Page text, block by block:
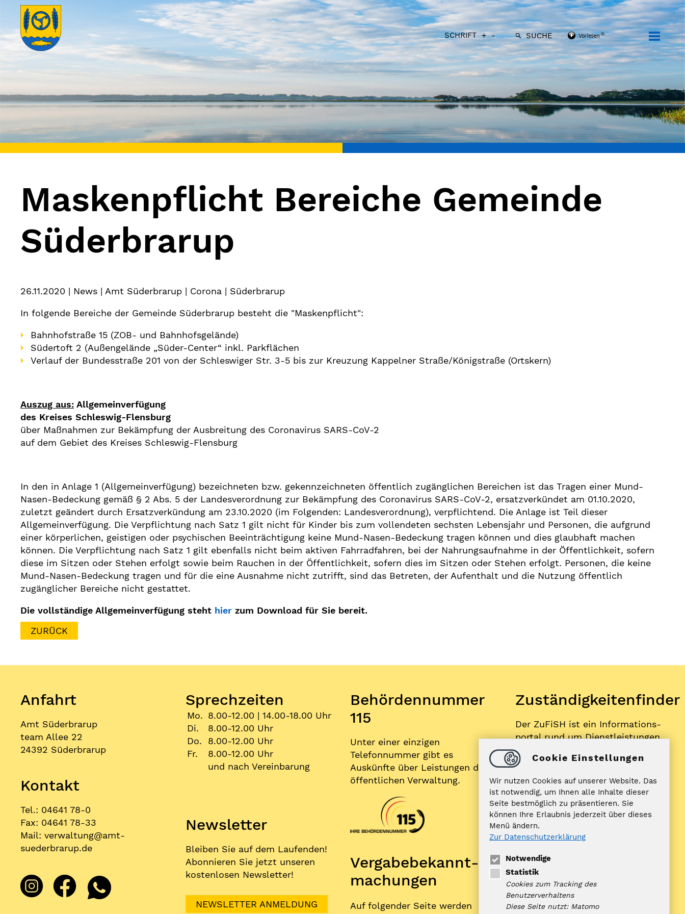
SCHRIFT+ - SUCHE
Maskenpflicht Bereiche Gemeinde
Süderbrarup
26.11.2020 | News | Amt Süderbrarup | Corona | Süderbrarup
In folgende Bereiche der Gemeinde Süderbrarup besteht die "Maskenpflicht":
Bahnhofstraße 15 (ZOB- und Bahnhofsgelände)
Südertoft 2 (Außengelände „Süder-Center“ inkl. Parkflächen
Verlauf der Bundesstraße 201 von der Schleswiger Str. 3-5 bis zur Kreuzung Kappelner Straße/Königstraße (Ortskern)
Auszug aus: Allgemeinverfügung
des Kreises Schleswig-Flensburg
über Maßnahmen zur Bekämpfung der Ausbreitung des Coronavirus SARS-CoV-2
auf dem Gebiet des Kreises Schleswig-Flensburg
In den in Anlage 1 (Allgemeinverfügung) bezeichneten bzw. gekennzeichneten öffentlich zugänglichen Bereichen ist das Tragen einer Mund-
Nasen-Bedeckung gemäß § 2 Abs. 5 der Landesverordnung zur Bekämpfung des Coronavirus SARS-CoV-2, ersatzverkündet am 01.10.2020,
zuletzt geändert durch Ersatzverkündung am 23.10.2020 (im Folgenden: Landesverordnung), verpflichtend. Die Anlage ist Teil dieser
Allgemeinverfügung. Die Verpflichtung nach Satz 1 gilt nicht für Kinder bis zum vollendeten sechsten Lebensjahr und Personen, die aufgrund
einer körperlichen, geistigen oder psychischen Beeinträchtigung keine Mund-Nasen-Bedeckung tragen können und dies glaubhaft machen
können. Die Verpflichtung nach Satz 1 gilt ebenfalls nicht beim aktiven Fahrradfahren, bei der Nahrungsaufnahme in der Öffentlichkeit, sofern
diese im Sitzen oder Stehen erfolgt sowie beim Rauchen in der Öffentlichkeit, sofern dies im Sitzen oder Stehen erfolgt. Personen, die keine
Mund-Nasen-Bedeckung tragen und für die eine Ausnahme nicht zutrifft, sind das Betreten, der Aufenthalt und die Nutzung öffentlich
zugänglicher Bereiche nicht gestattet.
Die vollständige Allgemeinverfügung steht hier zum Download für Sie bereit.
ZURÜCK
Anfahrt
Amt Süderbrarup
team Allee 22
24392 Süderbrarup
Kontakt
Tel.: 04641 78-0
Fax: 04641 78-33
Mail: verwaltung@amt-
suederbrarup.de
Sprechzeiten
Mo. 8.00-12.00 | 14.00-18.00 Uhr
Di.
8.00-12.00 Uhr
Do.
8.00-12.00 Uhr
Fr.
8.00-12.00 Uhr
und nach Vereinbarung
Newsletter
Bleiben Sie auf dem Laufenden!
Abonnieren Sie jetzt unseren
kostenlosen Newsletter!
NEWSLETTER ANMELDUNG
Behördennummer
115
Unter einer einzigen
Telefonnummer gibt es
Auskünfte über Leistungen der
öffentlichen Verwaltung.
Vergabe­bekannt­
machungen
Auf folgender Seite werden
Zuständigkeitenfinder
Der ZuFiSH ist ein Informations­
portal rund um Dienstleistungen,
die die öffentliche Hand in
Schleswig-Holstein Ihnen als
ZUFISH
Bankverbindung
Nord-Ostsee Sparkasse
IBAN: DE10 2175 0000 0070 0321
98
BIC: NOLADE21NOS
Cookie Einstellungen
Wir nutzen Cookies auf unserer Website. Das
ist notwendig, um Ihnen alle Inhalte dieser
Seite bestmöglich zu präsentieren. Sie
können Ihre Erlaubnis jederzeit über dieses
Menü ändern.
Zur Datenschutzerklärung
Notwendige
Statistik
Cookies zum Tracking des
Benutzerverhaltens
Diese Seite nutzt: Matomo